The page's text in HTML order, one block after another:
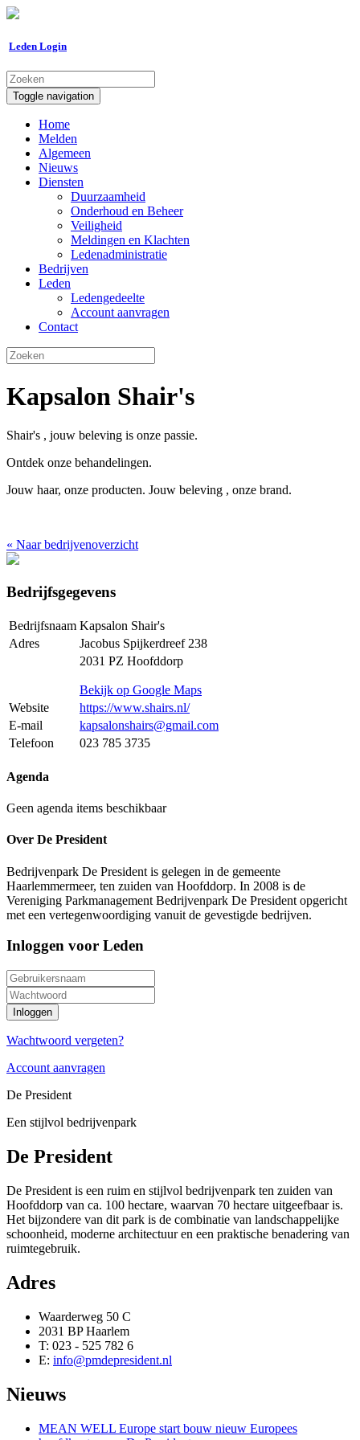
Leden Login
Toggle navigation
Home
Melden
Algemeen
Nieuws
Diensten
Duurzaamheid
Onderhoud en Beheer
Veiligheid
Meldingen en Klachten
Ledenadministratie
Bedrijven
Leden
Ledengedeelte
Account aanvragen
Contact
Kapsalon Shair's
Shair's , jouw beleving is onze passie.
Ontdek onze behandelingen.
Jouw haar, onze producten. Jouw beleving , onze brand.
« Naar bedrijvenoverzicht
Bedrijfsgegevens
Bedrijfsnaam Kapsalon Shair's
Adres
Jacobus Spijkerdreef 238
2031 PZ Hoofddorp
Bekijk op Google Maps
Website
https://www.shairs.nl/
E-mail
kapsalonshairs@gmail.com
Telefoon
023 785 3735
Agenda
Geen agenda items beschikbaar
Over De President
Bedrijvenpark De President is gelegen in de gemeente
Haarlemmermeer, ten zuiden van Hoofddorp. In 2008 is de
Vereniging Parkmanagement Bedrijvenpark De President opgericht
met een vertegenwoordiging vanuit de gevestigde bedrijven.
Inloggen voor Leden
Wachtwoord vergeten?
Account aanvragen
De President
Een stijlvol bedrijvenpark
De President
De President is een ruim en stijlvol bedrijvenpark ten zuiden van
Hoofddorp van ca. 100 hectare, waarvan 70 hectare uitgeefbaar is.
Het bijzondere van dit park is de combinatie van landschappelijke
schoonheid, moderne architectuur en een praktische benadering van
ruimtegebruik.
Adres
Waarderweg 50 C
2031 BP Haarlem
T: 023 - 525 782 6
E: info@pmdepresident.nl
Nieuws
MEAN WELL Europe start bouw nieuw Europees